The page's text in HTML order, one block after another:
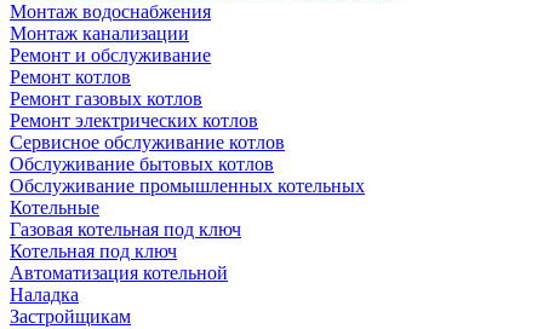
Монтаж водоснабжения
Монтаж канализации
Ремонт и обслуживание
Ремонт котлов
Ремонт газовых котлов
Ремонт электрических котлов
Сервисное обслуживание котлов
Обслуживание бытовых котлов
Обслуживание промышленных котельных
Котельные
Газовая котельная под ключ
Котельная под ключ
Автоматизация котельной
Наладка
Застройщикам